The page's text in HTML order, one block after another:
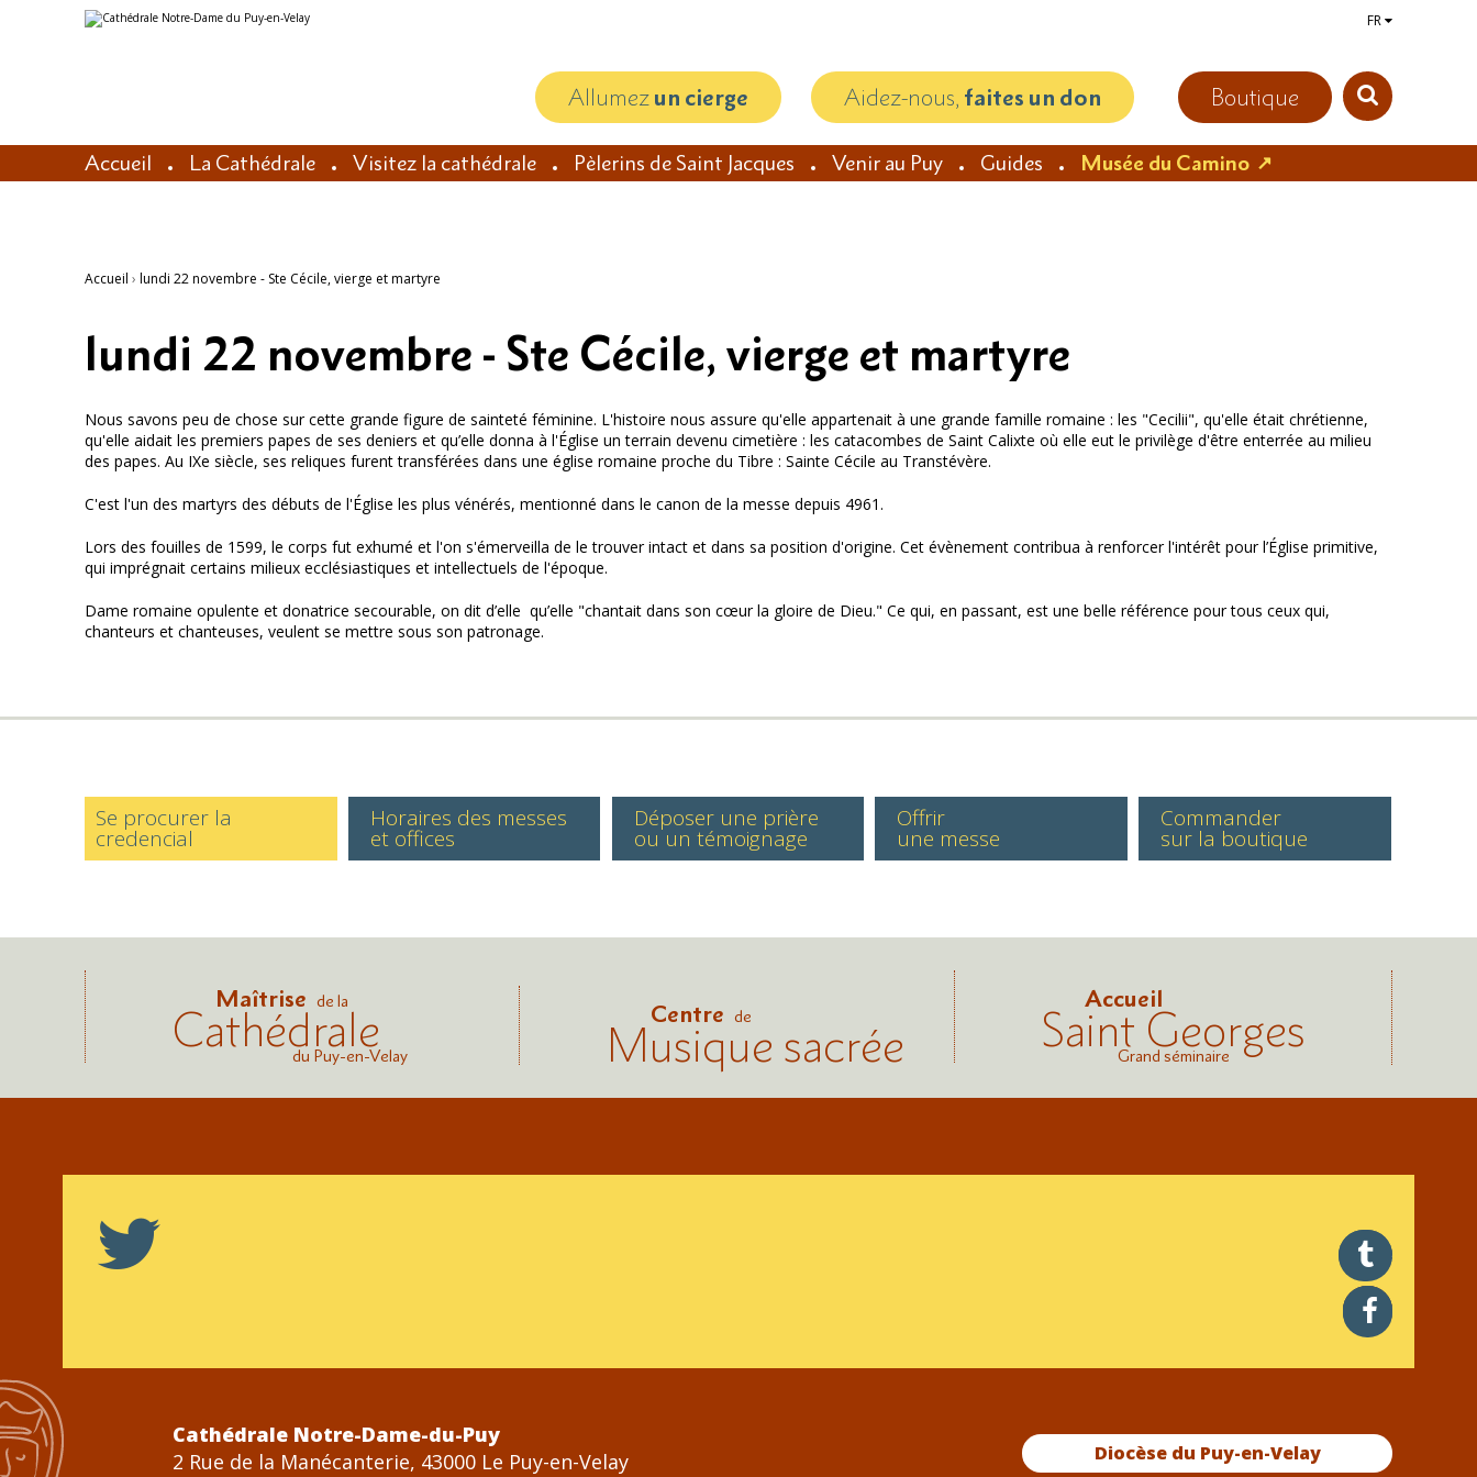
Aller
au
Outils
personnels
FR
Boutique
Allumezun cierge Aidez-nous, faites un don
Accueil La Cathédrale Visitez la cathédrale Pèlerins de Saint Jacques Venir au Puy Guides Musée du Camino
Accueil › lundi 22 novembre - Ste Cécile, vierge et martyre
lundi 22 novembre - Ste Cécile, vierge et martyre
Nous savons peu de chose sur cette grande figure de sainteté féminine. L'histoire nous assure qu'elle appartenait à une grande famille romaine : les "Cecilii", qu'elle était chrétienne,
qu'elle aidait les premiers papes de ses deniers et qu’elle donna à l'Église un terrain devenu cimetière : les catacombes de Saint Calixte où elle eut le privilège d'être enterrée au milieu
des papes. Au IXe siècle, ses reliques furent transférées dans une église romaine proche du Tibre : Sainte Cécile au Transtévère.
C'est l'un des martyrs des débuts de l'Église les plus vénérés, mentionné dans le canon de la messe depuis 4961.
Lors des fouilles de 1599, le corps fut exhumé et l'on s'émerveilla de le trouver intact et dans sa position d'origine. Cet évènement contribua à renforcer l'intérêt pour l’Église primitive,
qui imprégnait certains milieux ecclésiastiques et intellectuels de l'époque.
Dame romaine opulente et donatrice secourable, on dit d’elle qu’elle "chantait dans son cœur la gloire de Dieu." Ce qui, en passant, est une belle référence pour tous ceux qui,
chanteurs et chanteuses, veulent se mettre sous son patronage.
Se procurer la
credencial
Horaires des messes
et offices
Déposer une prière
ou un témoignage
Offrir
une messe
Commander
sur la boutique
Maîtrise de la
Cathédrale
du Puy-en-Velay
Centre de
Musique sacrée
Accueil
Saint Georges
Grand séminaire
twitter
facebook
Diocèse du Puy-en-Velay
Cathédrale Notre-Dame-du-Puy
2 Rue de la Manécanterie, 43000 Le Puy-en-Velay